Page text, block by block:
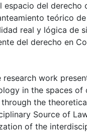
espacio del derecho
teórico
real y lógica de
del derecho en
work
in the spaces of
the
Source of
of the